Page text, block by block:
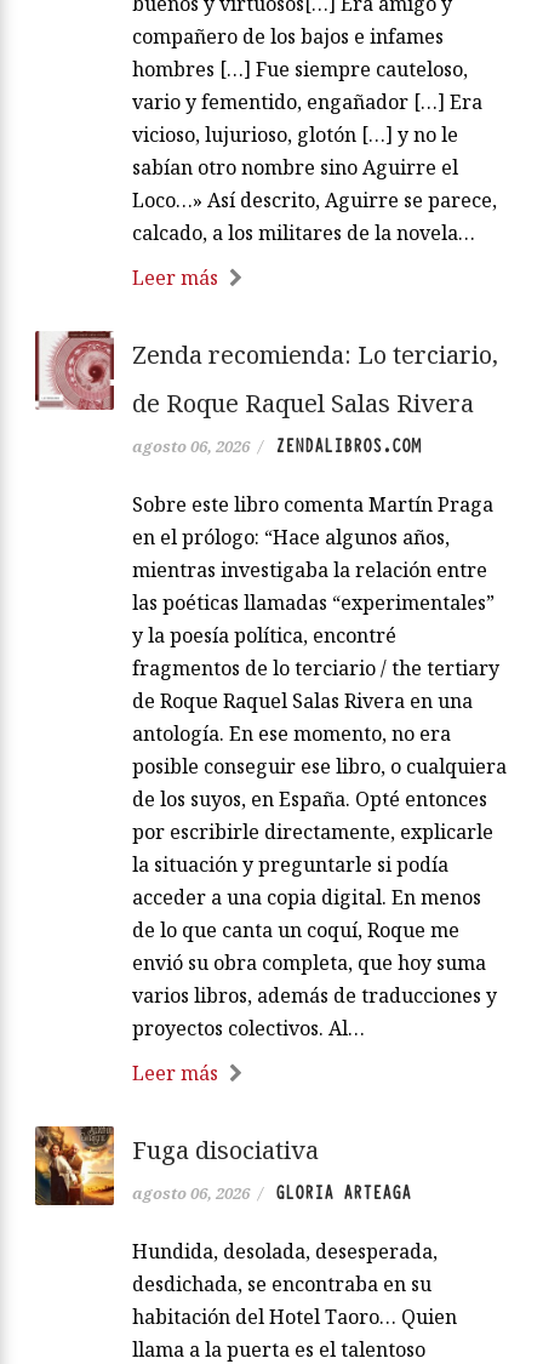
compañero de los bajos e infames
hombres […] Fue siempre cauteloso,
vario y fementido, engañador […] Era
vicioso, lujurioso, glotón […] y no le
sabían otro nombre sino Aguirre el
Loco…» Así descrito, Aguirre se parece,
calcado, a los militares de la novela…
Leer más
Zenda recomienda: Lo terciario,
de Roque Raquel Salas Rivera
agosto 06, 2026 / ZENDALIBROS.COM
Sobre este libro comenta Martín Praga
en el prólogo: “Hace algunos años,
mientras investigaba la relación entre
las poéticas llamadas “experimentales”
y la poesía política, encontré
fragmentos de lo terciario / the tertiary
de Roque Raquel Salas Rivera en una
antología. En ese momento, no era
posible conseguir ese libro, o cualquiera
de los suyos, en España. Opté entonces
por escribirle directamente, explicarle
la situación y preguntarle si podía
acceder a una copia digital. En menos
de lo que canta un coquí, Roque me
envió su obra completa, que hoy suma
varios libros, además de traducciones y
proyectos colectivos. Al…
Leer más
Fuga disociativa
agosto 06, 2026 / GLORIA ARTEAGA
Hundida, desolada, desesperada,
desdichada, se encontraba en su
habitación del Hotel Taoro… Quien
llama a la puerta es el talentoso